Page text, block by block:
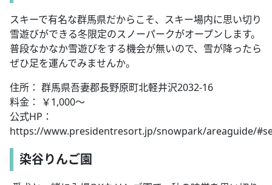
スキーで有名な群馬県だからこそ、スキー場内に思い切り
雪遊びができる冬限定のスノーパークがオープンします。
普段なかなか雪遊びをする機会が無いので、雪が降ったら
ぜひ足を運んでみませんか。
住所： 群馬県吾妻郡長野原町北軽井沢2032-16
料金： ￥1,000～
公式HP：
https://www.presidentresort.jp/snowpark/areaguide/
染谷りんご園